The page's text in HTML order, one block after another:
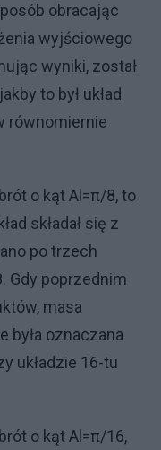
obracając
wyjściowego
wyniki, został
to był układ
równomiernie
o kąt Al=π/8, to
składał się z
po trzech
Gdy poprzednim
masa
była oznaczana
układzie 16-tu
o kąt Al=π/16,